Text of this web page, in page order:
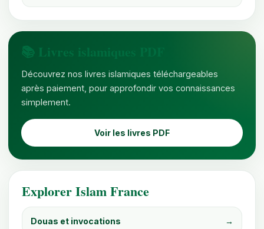
📚 Livres islamiques PDF
Découvrez nos livres islamiques téléchargeables
après paiement, pour approfondir vos connaissances
simplement.
Voir les livres PDF
Explorer Islam France
Douas et invocations →